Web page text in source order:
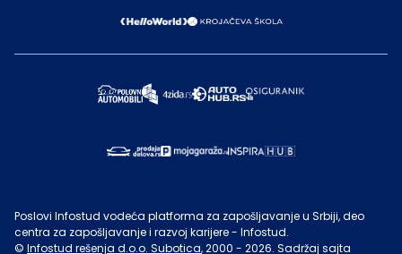
Poslovi Infostud vodeća platforma za zapošljavanje u Srbiji, deo
centra za zapošljavanje i razvoj karijere - Infostud.
© Infostud rešenja d.o.o. Subotica, 2000 - 2026. Sadržaj sajta